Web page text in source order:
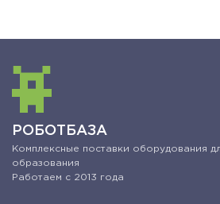
РОБОТБАЗА
Комплексные поставки оборудования
образования
Работаем с 2013 года